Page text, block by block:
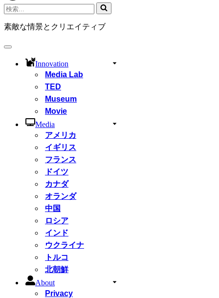
ン
メ
ニ
ュ
検
索...
素敵な情景とクリエイティブ
ナ
Innovation
Media Lab
TED
Museum
Movie
Media
アメリカ
イギリス
フランス
ドイツ
カナダ
オランダ
中国
ロシア
インド
ウクライナ
トルコ
北朝鮮
About
Privacy